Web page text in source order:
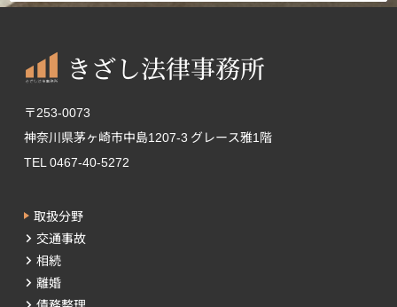
〒253-0073
神奈川県茅ヶ崎市中島1207-3 グレース雅1階
TEL 0467-40-5272
取扱分野
交通事故
相続
離婚